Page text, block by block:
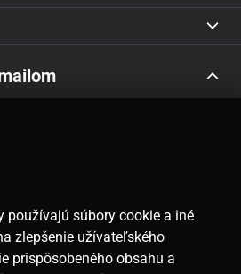
používajú súbory cookie a iné
zlepšenie užívateľského
prispôsobeného obsahu a